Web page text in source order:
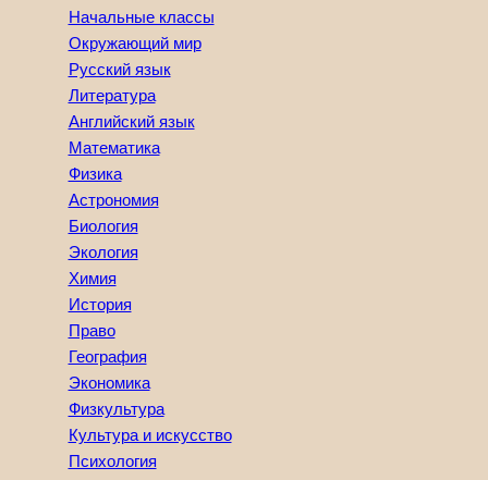
Начальные классы
Окружающий мир
Русский язык
Литература
Английский язык
Математика
Физика
Астрономия
Биология
Экология
Химия
История
Право
География
Экономика
Физкультура
Культура и искусство
Психология